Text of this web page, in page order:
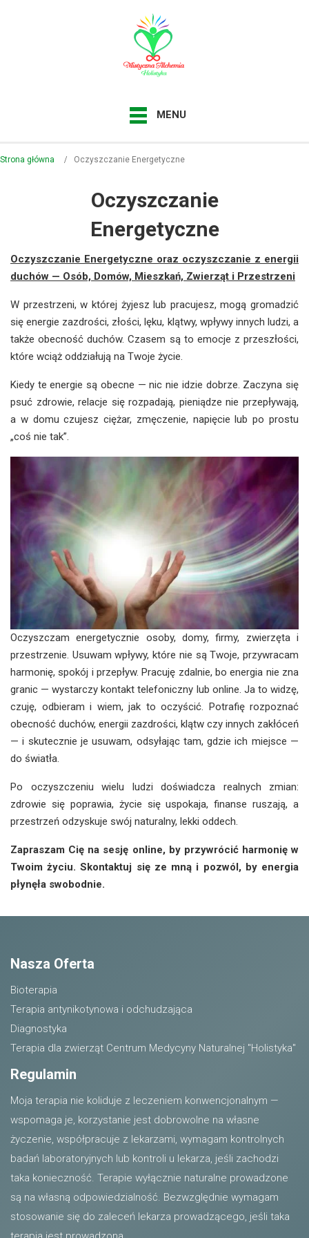
MENU
Strona główna Oczyszczanie Energetyczne
Oczyszczanie
Energetyczne
Oczyszczanie Energetyczne oraz oczyszczanie z energii
duchów — Osób, Domów, Mieszkań, Zwierząt i Przestrzeni
W przestrzeni, w której żyjesz lub pracujesz, mogą gromadzić
się energie zazdrości, złości, lęku, klątwy, wpływy innych ludzi, a
także obecność duchów. Czasem są to emocje z przeszłości,
które wciąż oddziałują na Twoje życie.
Kiedy te energie są obecne — nic nie idzie dobrze. Zaczyna się
psuć zdrowie, relacje się rozpadają, pieniądze nie przepływają,
a w domu czujesz ciężar, zmęczenie, napięcie lub po prostu
„coś nie tak”.
Oczyszczam energetycznie osoby, domy, firmy, zwierzęta i
przestrzenie. Usuwam wpływy, które nie są Twoje, przywracam
harmonię, spokój i przepływ. Pracuję zdalnie, bo energia nie zna
granic — wystarczy kontakt telefoniczny lub online. Ja to widzę,
czuję, odbieram i wiem, jak to oczyścić. Potrafię rozpoznać
obecność duchów, energii zazdrości, klątw czy innych zakłóceń
— i skutecznie je usuwam, odsyłając tam, gdzie ich miejsce —
do światła.
Po oczyszczeniu wielu ludzi doświadcza realnych zmian:
zdrowie się poprawia, życie się uspokaja, finanse ruszają, a
przestrzeń odzyskuje swój naturalny, lekki oddech.
Zapraszam Cię na sesję online, by przywrócić harmonię w
Twoim życiu. Skontaktuj się ze mną i pozwól, by energia
płynęła swobodnie.
Nasza Oferta
Bioterapia
Terapia antynikotynowa i odchudzająca
Diagnostyka
Terapia dla zwierząt Centrum Medycyny Naturalnej "Holistyka"
Regulamin
Moja terapia nie koliduje z leczeniem konwencjonalnym —
wspomaga je, korzystanie jest dobrowolne na własne
życzenie, współpracuje z lekarzami, wymagam kontrolnych
badań laboratoryjnych lub kontroli u lekarza, jeśli zachodzi
taka konieczność. Terapie wyłącznie naturalne prowadzone
są na własną odpowiedzialność. Bezwzględnie wymagam
stosowanie się do zaleceń lekarza prowadzącego, jeśli taka